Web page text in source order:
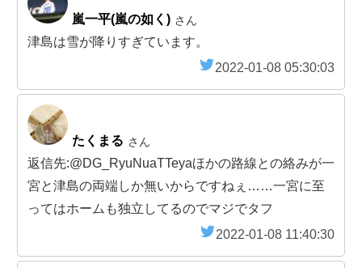
嵐一平(嵐の如く) さん
津島は雪が降りすぎています。
2022-01-08 05:30:03
たくまる さん
返信先:@DG_RyuNuaTTeyaほかの路線との絡みが一
宮と津島の両端しか無いからですねぇ……一宮に至
ってはホームも独立してるのでマジでタフ
2022-01-08 11:40:30